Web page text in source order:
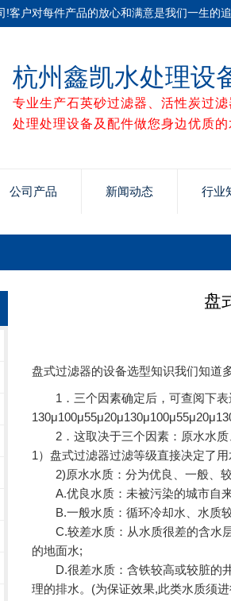
客户对每件产品的放心和满意是我们一生的
杭州鑫凯水处理设
专业生产石英砂过滤器、活性炭过
处理处理设备及配件做您身边优质
公司产品 新闻动态 行业
盘
盘式过滤器的设备选型知识我们知道
1．三个因素确定后，可查阅下表
2．这取决于三个因素：原水水质
1）盘式过滤器过滤等级直接决定了
2)原水水质：分为优良、一般、
A.优良水质：未被污染的城市自来
B.一般水质：循环冷却水、水质较
C.较差水质：从水质很差的含水层
的地面水;
D.很差水质：含铁较高或较脏的井
理的排水。(为保证效果,此类水质须